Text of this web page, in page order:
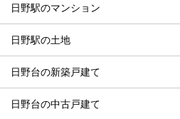
日野駅のマンション
日野駅の土地
日野台の新築戸建て
日野台の中古戸建て